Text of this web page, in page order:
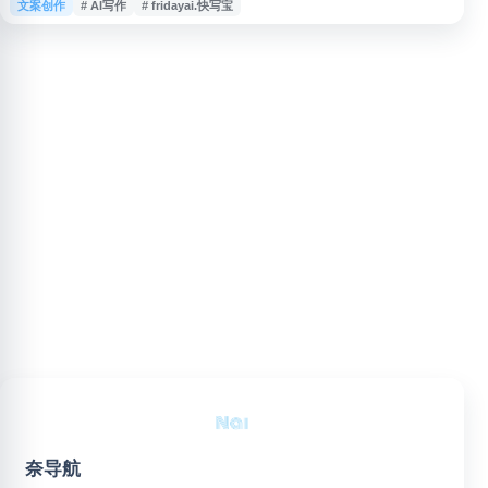
体运营、广告营销、视频脚本、学术写作、工作总结、简历、法律文书等多种
文案创作 # AI写作 # fridayai.快写宝
奈导航